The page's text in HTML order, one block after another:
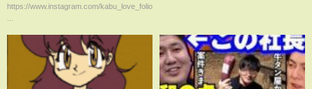
https://www.instagram.com/kabu_love_folio/